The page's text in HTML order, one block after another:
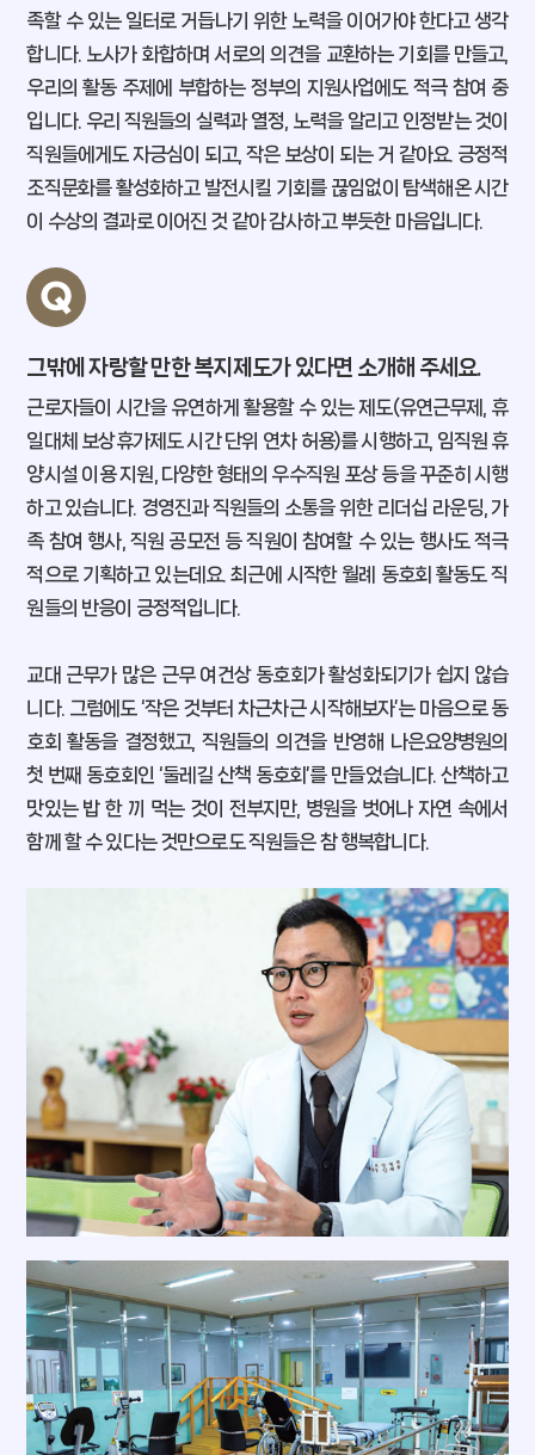
족할 수 있는 일터로 거듭나기 위한 노력을 이어가야 한다고 생각
합니다. 노사가 화합하며 서로의 의견을 교환하는 기회를 만들고,
우리의 활동 주제에 부합하는 정부의 지원사업에도 적극 참여 중
입니다. 우리 직원들의 실력과 열정, 노력을 알리고 인정받는 것이
직원들에게도 자긍심이 되고, 작은 보상이 되는 거 같아요. 긍정적
조직문화를 활성화하고 발전시킬 기회를 끊임없이 탐색해온 시간
이 수상의 결과로 이어진 것 같아 감사하고 뿌듯한 마음입니다.
그밖에 자랑할 만한 복지제도가 있다면 소개해 주세요.
근로자들이 시간을 유연하게 활용할 수 있는 제도(유연근무제, 휴
일대체 보상휴가제도 시간 단위 연차 허용)를 시행하고, 임직원 휴
양시설 이용 지원, 다양한 형태의 우수직원 포상 등을 꾸준히 시행
하고 있습니다. 경영진과 직원들의 소통을 위한 리더십 라운딩, 가
족 참여 행사, 직원 공모전 등 직원이 참여할 수 있는 행사도 적극
적으로 기획하고 있는데요. 최근에 시작한 월례 동호회 활동도 직
원들의 반응이 긍정적입니다.
교대 근무가 많은 근무 여건상 동호회가 활성화되기가 쉽지 않습
니다. 그럼에도 ‘작은 것부터 차근차근 시작해보자’는 마음으로 동
호회 활동을 결정했고, 직원들의 의견을 반영해 나은요양병원의
첫 번째 동호회인 ‘둘레길 산책 동호회’를 만들었습니다. 산책하고
맛있는 밥 한 끼 먹는 것이 전부지만, 병원을 벗어나 자연 속에서
함께 할 수 있다는 것만으로도 직원들은 참 행복합니다.